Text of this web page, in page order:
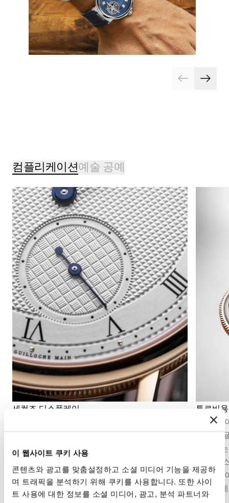
이 웹사이트 쿠키 사용
콘텐츠와 광고를 맞춤설정하고 소셜 미디어 기능을 제공하
며 트래픽을 분석하기 위해 쿠키를 사용합니다. 또한 사이
트 사용에 대한 정보를 소셜 미디어, 광고, 분석 파트너와
컴플리케이션예술 공예
세컨즈 디스플레이
악할 수 있게 해줍니다. 무브먼트의 구조에 따라
중앙 초침 또는 다이얼 구조에 통합된 오프센터
투르비용
1801
용은 레
보정하
와 밸
구조로,
컴플리